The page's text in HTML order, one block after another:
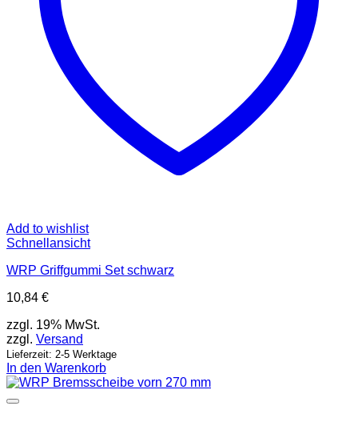
Add to wishlist
Schnellansicht
WRP Griffgummi Set schwarz
10,84 €
zzgl. 19% MwSt.
zzgl. Versand
Lieferzeit: 2-5 Werktage
In den Warenkorb